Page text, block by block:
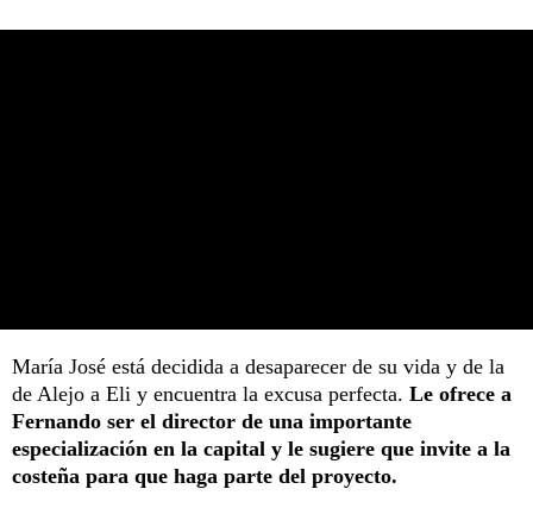
María José está decidida a desaparecer de su vida y de la
de Alejo a Eli y encuentra la excusa perfecta. Le ofrece a
Fernando ser el director de una importante
especialización en la capital y le sugiere que invite a la
costeña para que haga parte del proyecto.